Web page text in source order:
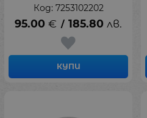
Код: 7253102202
95.00 € / 185.80 лв.
КУПИ